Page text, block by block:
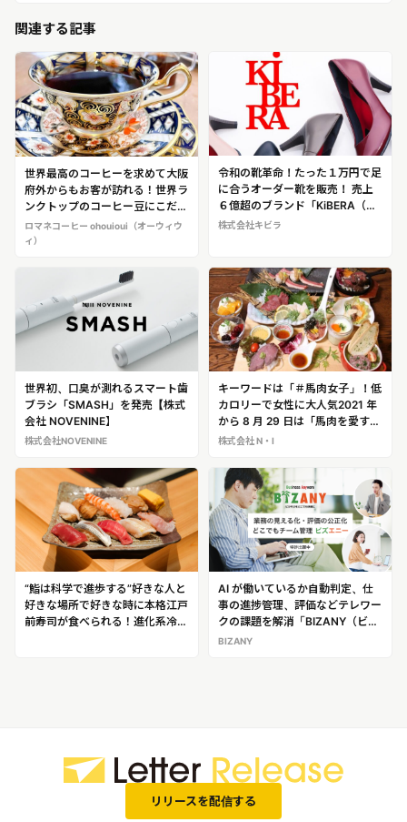
関連する記事
世界最高のコーヒーを求めて大阪
府外からもお客が訪れる！世界ラ
ンクトップのコーヒー豆にこだわ
ったコーヒー専門店！「ロマネコ
ーヒー ohouioui（オーウィウ
ロマネコーヒー ohouioui（オーウィウ
ィ）
令和の靴革命！たった１万円で足
に合うオーダー靴を販売！ 売上
６億超のブランド「KiBERA（キ
ビラ）」
株式会社キビラ
世界初、口臭が測れるスマート歯
ブラシ「SMASH」を発売【株式
会社 NOVENINE】
株式会社NOVENINE
キーワードは「＃馬肉女子」！低
カロリーで女性に大人気2021 年
から 8 月 29 日は「馬肉を愛する
日」に認定（日本記念日協会）
店」@大阪・堺筋本町
株式会社 N・I
“鮨は科学で進歩する”好きな人と
好きな場所で好きな時に本格江戸
前寿司が食べられる！進化系冷凍
AI が働いているか自動判定、仕
事の進捗管理、評価などテレワー
クの課題を解消「BIZANY（ビズ
エニー）」
BIZANY
リリースを配信する